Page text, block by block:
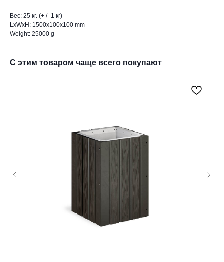
Вес: 25 кг. (+ /- 1 кг)
LxWxH: 1500x100x100 mm
Weight: 25000 g
С этим товаром чаще всего покупают